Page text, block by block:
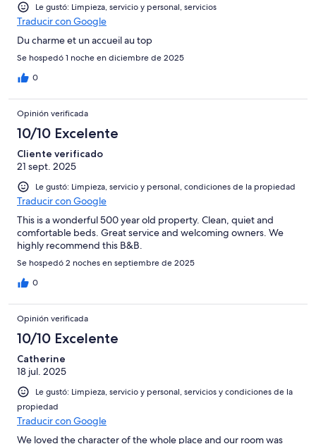
Le gustó: Limpieza, servicio y personal, servicios
Traducir con Google
Du charme et un accueil au top
Se hospedó 1 noche en diciembre de 2025
0
Opinión verificada
10/10 Excelente
Cliente verificado
21 sept. 2025
Le gustó: Limpieza, servicio y personal, condiciones de la propiedad
Traducir con Google
This is a wonderful 500 year old property. Clean, quiet and
comfortable beds. Great service and welcoming owners. We
highly recommend this B&B.
Se hospedó 2 noches en septiembre de 2025
0
Opinión verificada
10/10 Excelente
Catherine
18 jul. 2025
Le gustó: Limpieza, servicio y personal, servicios y condiciones de la
propiedad
Traducir con Google
We loved the character of the whole place and our room was